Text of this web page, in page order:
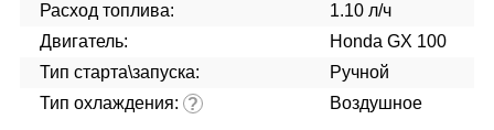
Расход топлива:
1.10 л/ч
Двигатель:
Honda GX 100
Тип старта\запуска:
Ручной
Тип охлаждения: ? Воздушное